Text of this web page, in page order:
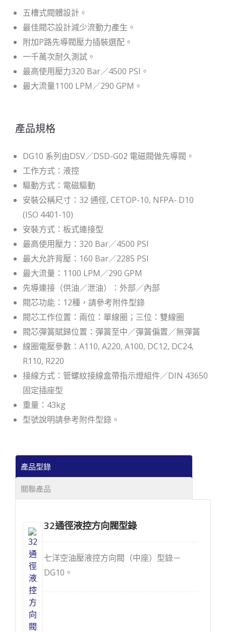
五槽式閥體設計。
最佳閥芯設計減少流動力產生。
附加P路先導閥壓力插裝選配。
一千萬次耐久測試。
最高使用壓力320 Bar／4500 PSI。
最大流量1100 LPM／290 GPM。
產品規格
DG10 系列由DSV／DSD-G02 電磁閥做先導閥。
工作方式：液控
驅動方式：電磁驅動
安裝公稱尺寸：32 通徑, CETOP-10, NFPA- D10
(ISO 4401-10)
安裝方式：板式連接型
最高使用壓力：320 Bar／4500 PSI
最大允許背壓：160 Bar／2285 PSI
最大流量：1100 LPM／290 GPM
先導連接（供油／泄油）：外部／內部
閥芯功能：12種，請參考附件型錄
閥芯工作位置：兩位：單線圈；三位：雙線圈
閥芯彈簧賦歸位置：彈簧至中／彈簧偏置／無彈簧
線圈電壓參數：A110, A220, A100, DC12, DC24,
R110, R220
接線方式：管螺紋接線盒帶指示燈組件／DIN 43650
固定插座型
重量：43kg
型號說明請參考附件型錄。
產品型錄
關聯產品
32通徑液控方向閥型錄
七洋空油壓液控方向閥（中座）型錄－
DG10。